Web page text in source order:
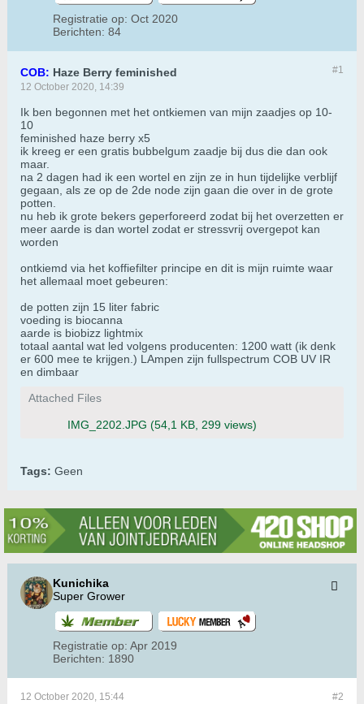
Registratie op: Oct 2020
Berichten: 84
#1
COB: Haze Berry feminished
12 October 2020, 14:39
Ik ben begonnen met het ontkiemen van mijn zaadjes op 10-
10
feminished haze berry x5
ik kreeg er een gratis bubbelgum zaadje bij dus die dan ook
maar.
na 2 dagen had ik een wortel en zijn ze in hun tijdelijke verblijf
gegaan, als ze op de 2de node zijn gaan die over in de grote
potten.
nu heb ik grote bekers geperforeerd zodat bij het overzetten er
meer aarde is dan wortel zodat er stressvrij overgepot kan
worden
ontkiemd via het koffiefilter principe en dit is mijn ruimte waar
het allemaal moet gebeuren:
de potten zijn 15 liter fabric
voeding is biocanna
aarde is biobizz lightmix
totaal aantal wat led volgens producenten: 1200 watt (ik denk
er 600 mee te krijgen.) LAmpen zijn fullspectrum COB UV IR
en dimbaar
Attached Files
IMG_2202.JPG (54,1 KB, 299 views)
Tags: Geen
Kunichika
Super Grower
Registratie op: Apr 2019
Berichten: 1890
#2
12 October 2020, 15:44